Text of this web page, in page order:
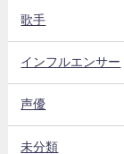
歌手
インフルエンサー
声優
未分類